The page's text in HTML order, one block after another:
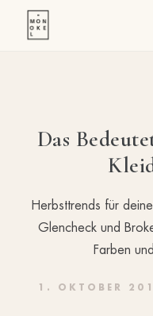
Das
Herbsttrends für
Glencheck und
Farben
1. OKTOBER